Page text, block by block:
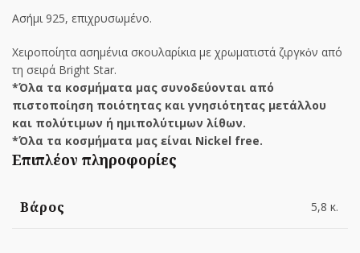
Ασήμι 925, επιχρυσωμένο.
Χειροποίητα ασημένια σκουλαρίκια με χρωματιστά ζιργκὀν από
τη σειρά Bright Star.
*Όλα τα κοσμήματα μας συνοδεύονται από
πιστοποίηση ποιότητας και γνησιότητας μετάλλου
και πολύτιμων ή ημιπολύτιμων λίθων.
*Όλα τα κοσμήματα μας είναι Nickel free.
Επιπλέον πληροφορίες
Βάρος 5,8 κ.